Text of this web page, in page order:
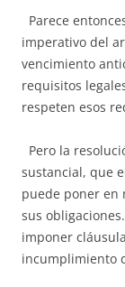
Parece
imperativo del
vencimiento
requisitos
respeten esos
Pero la
sustancial, que
puede poner en
sus
imponer
incumplimiento